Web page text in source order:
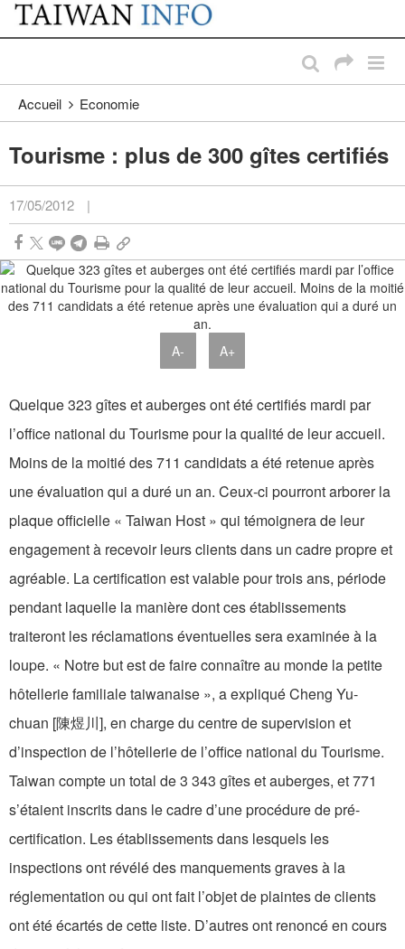
Passer au contenu principal
:::
Accueil Economie
Tourisme : plus de 300 gîtes certifiés
17/05/2012 |
A- A+
Quelque 323 gîtes et auberges ont été certifiés mardi par
l’office national du Tourisme pour la qualité de leur accueil.
Moins de la moitié des 711 candidats a été retenue après
une évaluation qui a duré un an. Ceux-ci pourront arborer la
plaque officielle « Taiwan Host » qui témoignera de leur
engagement à recevoir leurs clients dans un cadre propre et
agréable. La certification est valable pour trois ans, période
pendant laquelle la manière dont ces établissements
traiteront les réclamations éventuelles sera examinée à la
loupe. « Notre but est de faire connaître au monde la petite
hôtellerie familiale taiwanaise », a expliqué Cheng Yu-
chuan [陳煜川], en charge du centre de supervision et
d’inspection de l’hôtellerie de l’office national du Tourisme.
Taiwan compte un total de 3 343 gîtes et auberges, et 771
s’étaient inscrits dans le cadre d’une procédure de pré-
certification. Les établissements dans lesquels les
inspections ont révélé des manquements graves à la
réglementation ou qui ont fait l’objet de plaintes de clients
ont été écartés de cette liste. D’autres ont renoncé en cours